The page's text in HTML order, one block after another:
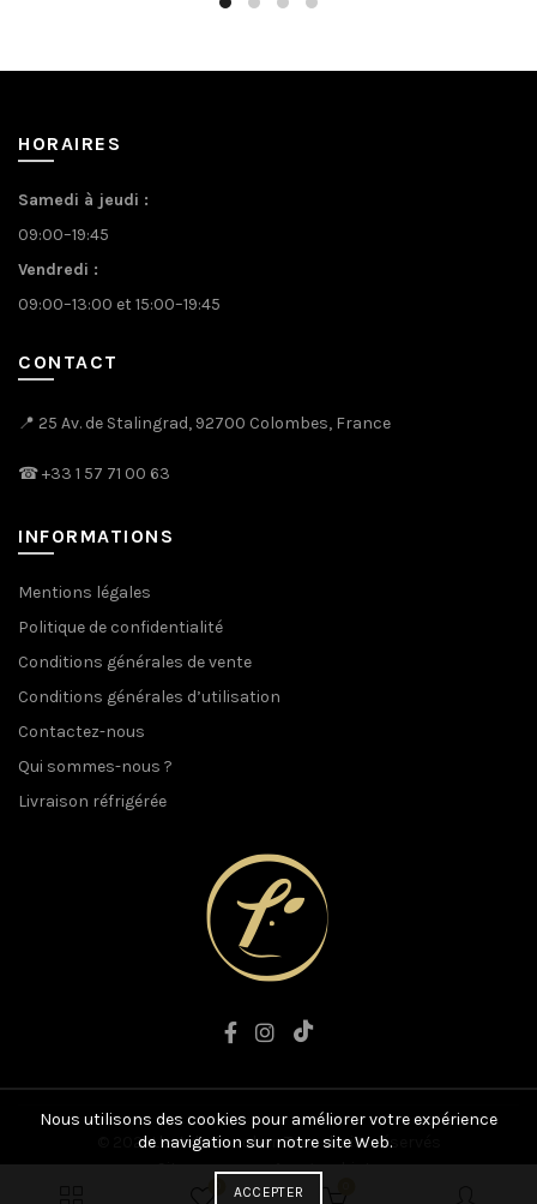
HORAIRES
Samedi à jeudi :
09:00–19:45
Vendredi :
09:00–13:00 et 15:00–19:45
CONTACT
📍 25 Av. de Stalingrad, 92700 Colombes, France
☎+33 1 57 71 00 63
INFORMATIONS
Mentions légales
Politique de confidentialité
Conditions générales de vente
Conditions générales d’utilisation
Contactez-nous
Qui sommes-nous ?
Livraison réfrigérée
© 2021 L'art du Boucher. Tous droits réservés
Site conçu parAnographiste
Nous utilisons des cookies pour améliorer votre expérience
de navigation sur notre site Web.
ACCEPTER